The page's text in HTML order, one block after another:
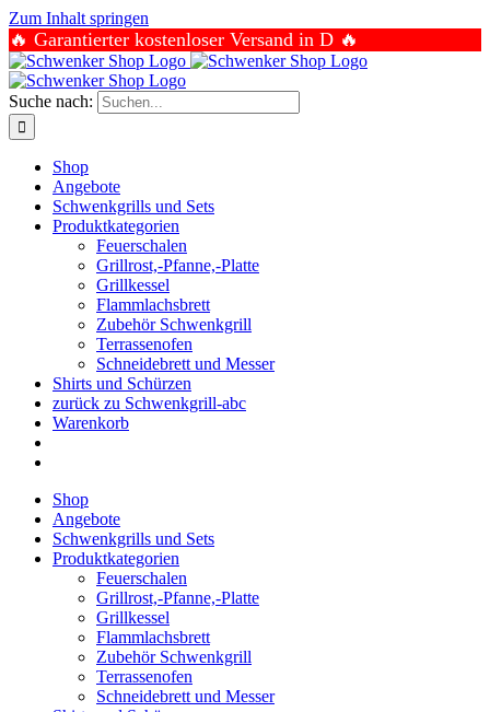
Zum Inhalt springen
🔥 Garantierter kostenloser Versand in D 🔥
Suche nach:
Shop
Angebote
Schwenkgrills und Sets
Produktkategorien
Feuerschalen
Grillrost,-Pfanne,-Platte
Grillkessel
Flammlachsbrett
Zubehör Schwenkgrill
Terrassenofen
Schneidebrett und Messer
Shirts und Schürzen
zurück zu Schwenkgrill-abc
Warenkorb
Shop
Angebote
Schwenkgrills und Sets
Produktkategorien
Feuerschalen
Grillrost,-Pfanne,-Platte
Grillkessel
Flammlachsbrett
Zubehör Schwenkgrill
Terrassenofen
Schneidebrett und Messer